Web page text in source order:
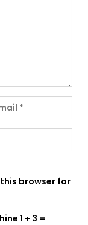
browser for
1 + 3 =